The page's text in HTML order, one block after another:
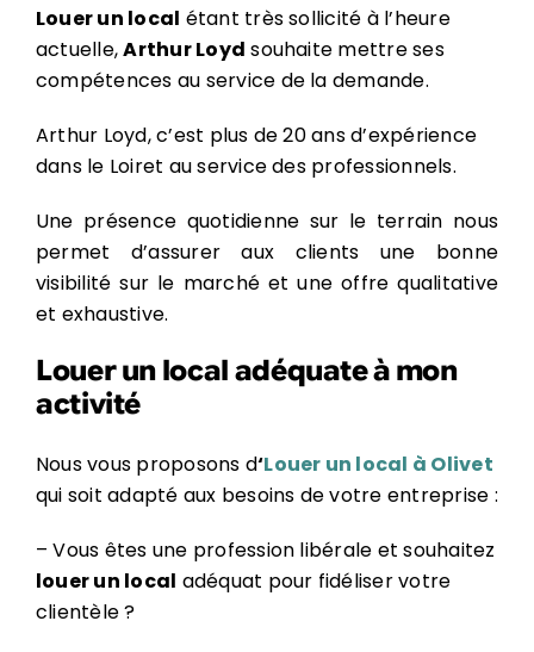
Louer un local étant très sollicité à l’heure
actuelle,Arthur Loyd souhaite mettre ses
compétences au service de la demande.
Arthur Loyd, c’est plus de 20 ans d’expérience
dans le Loiret au service des professionnels.
Une présence quotidienne sur le terrain nous
permet d’assurer aux clients une bonne
visibilité sur le marché et une offre qualitative
et exhaustive.
Louer un local adéquate à mon
activité
Nous vous proposons d‘Louer un local à Olivet
qui soit adapté aux besoins de votre entreprise :
– Vous êtes une profession libérale et souhaitez
louer un local adéquat pour fidéliser votre
clientèle ?